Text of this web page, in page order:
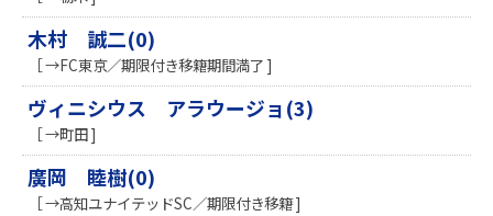
木村 誠二(0)
［ →FC東京／期限付き移籍期間満了 ]
ヴィニシウス アラウージョ(3)
［ →町田 ]
廣岡 睦樹(0)
［ →高知ユナイテッドSC／期限付き移籍 ]